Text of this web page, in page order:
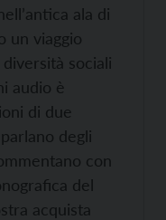
ala di
un viaggio
sociali
audio è
di due
degli
con
del
acquista